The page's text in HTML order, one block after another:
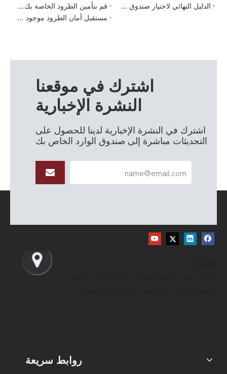
قم بتأمين الطرود الخاصة بك بأناقة: الدليل النهائي لصناديق الطرود
الدليل النهائي لاختيار صندوق التسليم المثالي للطرود
مستقبل أمان الطرود موجود هنا مع صناديق تسليم الطرود
اشترك في موقعنا
النشرة الإخبارية
اشترك في النشرة الإخبارية لدينا للحصول على
التحديثات مباشرة إلى صندوق الوارد الخاص بك
روابط سريعة